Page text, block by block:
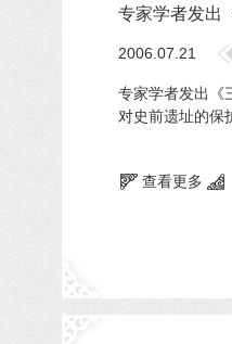
专家学者发出
2006.07.21
专家学者发出《
对史前遗址的
查看更多